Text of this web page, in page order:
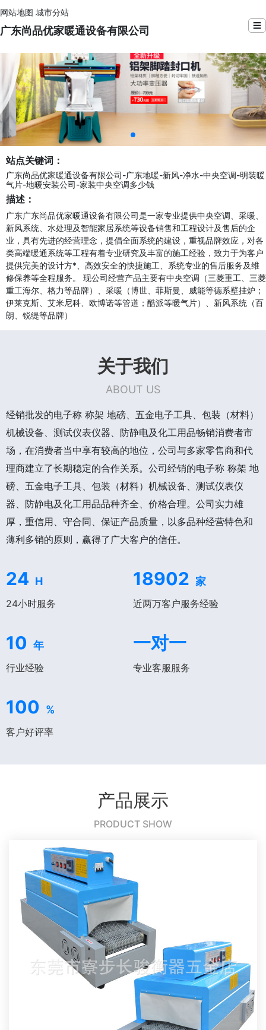
网站地图 城市分站
广东尚品优家暖通设备有限公司 ☰
站点关键词：
广东尚品优家暖通设备有限公司-广东地暖-新风-净水-中央空调-明装暖
气片-地暖安装公司-家装中央空调多少钱
描述：
广东广东尚品优家暖通设备有限公司是一家专业提供中央空调、采暖、
新风系统、水处理及智能家居系统等设备销售和工程设计及售后的企
业，具有先进的经营理念，提倡全面系统的建设，重视品牌效应，对各
类高端暖通系统等工程有着专业研究及丰富的施工经验，致力于为客户
提供完美的设计方*、高效安全的快捷施工、系统专业的售后服务及维
修保养等全程服务。 现公司经营产品主要有中央空调（三菱重工、三菱
重工海尔、格力等品牌）、采暖（博世、菲斯曼、威能等德系壁挂炉；
伊莱克斯、艾米尼科、欧博诺等管道；酷派等暖气片）、新风系统（百
朗、锐缇等品牌）
关于我们
ABOUT US
经销批发的电子称 称架 地磅、五金电子工具、包装（材料）
机械设备、测试仪表仪器、防静电及化工用品畅销消费者市
场，在消费者当中享有较高的地位，公司与多家零售商和代
理商建立了长期稳定的合作关系。公司经销的电子称 称架 地
磅、五金电子工具、包装（材料）机械设备、测试仪表仪
器、防静电及化工用品品种齐全、价格合理。公司实力雄
厚，重信用、守合同、保证产品质量，以多品种经营特色和
薄利多销的原则，赢得了广大客户的信任。
24 H
24小时服务
18902 家
近两万客户服务经验
10 年
行业经验
一对一
专业客服服务
100 %
客户好评率
产品展示
PRODUCT SHOW